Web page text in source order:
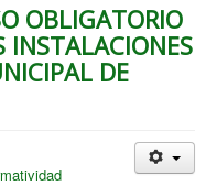
OBLIGATORIO
INSTALACIONES
DE